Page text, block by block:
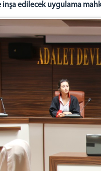
edilecek uygulama